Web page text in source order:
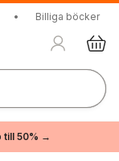
• Billiga böcker
till 50% →